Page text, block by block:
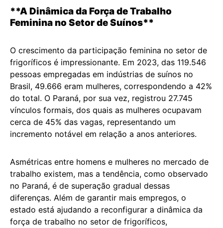
**A Dinâmica da Força de Trabalho
Feminina no Setor de Suínos**
O crescimento da participação feminina no setor de
frigoríficos é impressionante. Em 2023, das 119.546
pessoas empregadas em indústrias de suínos no
Brasil, 49.666 eram mulheres, correspondendo a 42%
do total. O Paraná, por sua vez, registrou 27.745
vínculos formais, dos quais as mulheres ocupavam
cerca de 45% das vagas, representando um
incremento notável em relação a anos anteriores.
Asmétricas entre homens e mulheres no mercado de
trabalho existem, mas a tendência, como observado
no Paraná, é de superação gradual dessas
diferenças. Além de garantir mais empregos, o
estado está ajudando a reconfigurar a dinâmica da
força de trabalho no setor de frigoríficos,